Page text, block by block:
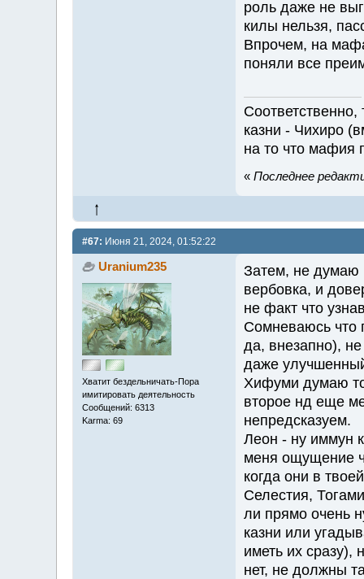
роль даже не
килы нельзя,
Впрочем, на
поняли все
казни - Чихиро
на то что мафия
« Последнее
#67: Июня 21, 2024, 01:52:22
Uranium235
Хватит бездельничать-Пора
имитировать деятельность
Сообщений: 6313
Karma: 69
Затем, не думаю
вербовка, и
не факт что
Сомневаюсь что
да, внезапно),
даже
Хифуми думаю
второе нд еще
непредсказуем.
Леон - ну иммун
меня ощущение
когда они в
Селестия,
ли прямо очень
казни или
иметь их сразу),
нет, не должны